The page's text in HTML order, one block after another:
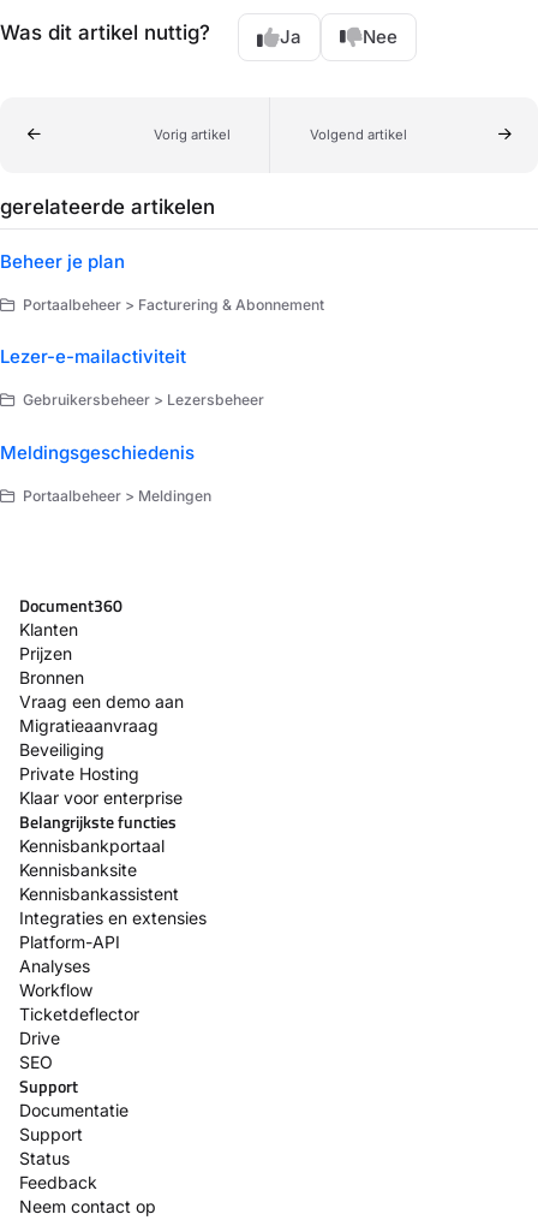
Was dit artikel nuttig? Ja Nee
Vorig artikel Volgend artikel
gerelateerde artikelen
Beheer je plan
Portaalbeheer > Facturering & Abonnement
Lezer-e-mailactiviteit
Gebruikersbeheer > Lezersbeheer
Meldingsgeschiedenis
Portaalbeheer > Meldingen
Document360
Klanten
Prijzen
Bronnen
Vraag een demo aan
Migratieaanvraag
Beveiliging
Private Hosting
Klaar voor enterprise
Belangrijkste functies
Kennisbankportaal
Kennisbanksite
Kennisbankassistent
Integraties en extensies
Platform-API
Analyses
Workflow
Ticketdeflector
Drive
SEO
Support
Documentatie
Support
Status
Feedback
Neem contact op